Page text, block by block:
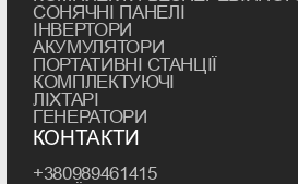
МЕРЕЖЕВІ
РОБОТИ ІЗ
Мережеві сонячні
для об'єктів, підключених до
централізованої мережі.
СОНЯЧНІ ПАНЕЛІ
ІНВЕРТОРИ
АКУМУЛЯТОРИ
ПОРТАТИВНІ СТАНЦІЇ
КОМПЛЕКТУЮЧІ
ЛІХТАРІ
ГЕНЕРАТОРИ
КОНТАКТИ
+380989461415